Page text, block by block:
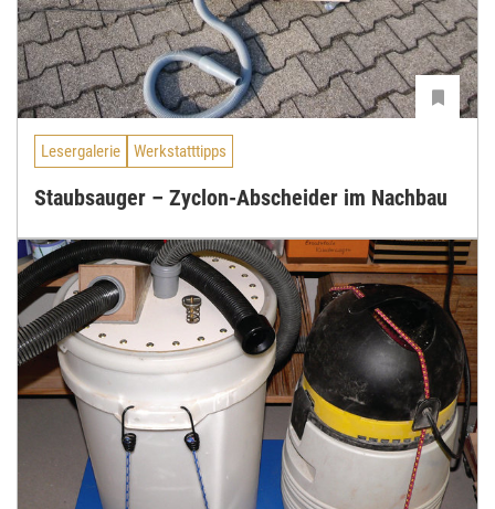
Lesergalerie Werkstatttipps
Staubsauger – Zyclon-Abscheider im Nachbau